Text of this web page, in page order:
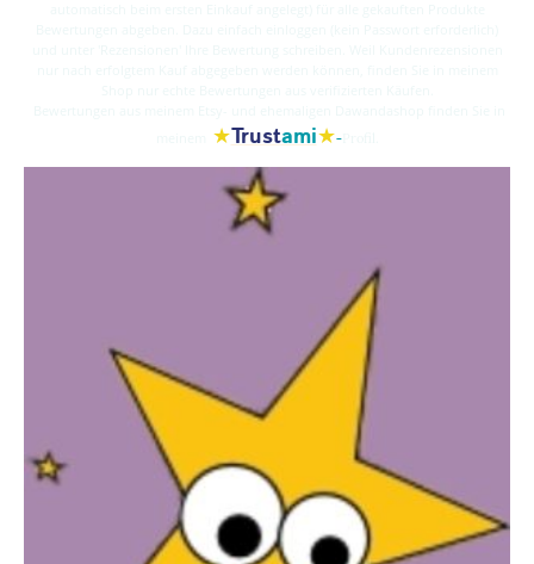
★Trustami★-Profil.